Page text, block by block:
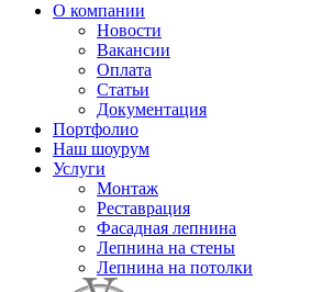
О компании
Новости
Вакансии
Оплата
Статьи
Документация
Портфолио
Наш шоурум
Услуги
Монтаж
Реставрация
Фасадная лепнина
Лепнина на стены
Лепнина на потолки